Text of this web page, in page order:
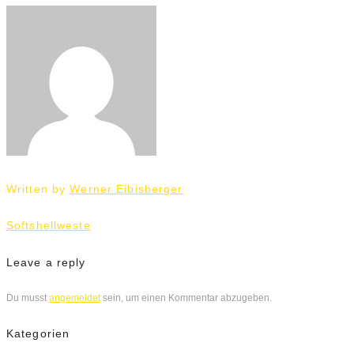
Written byWerner Eibisberger
Beitrags-
Navigation
Softshellweste
Leave a reply
Du musst angemeldetsein, um einen Kommentar abzugeben.
Kategorien